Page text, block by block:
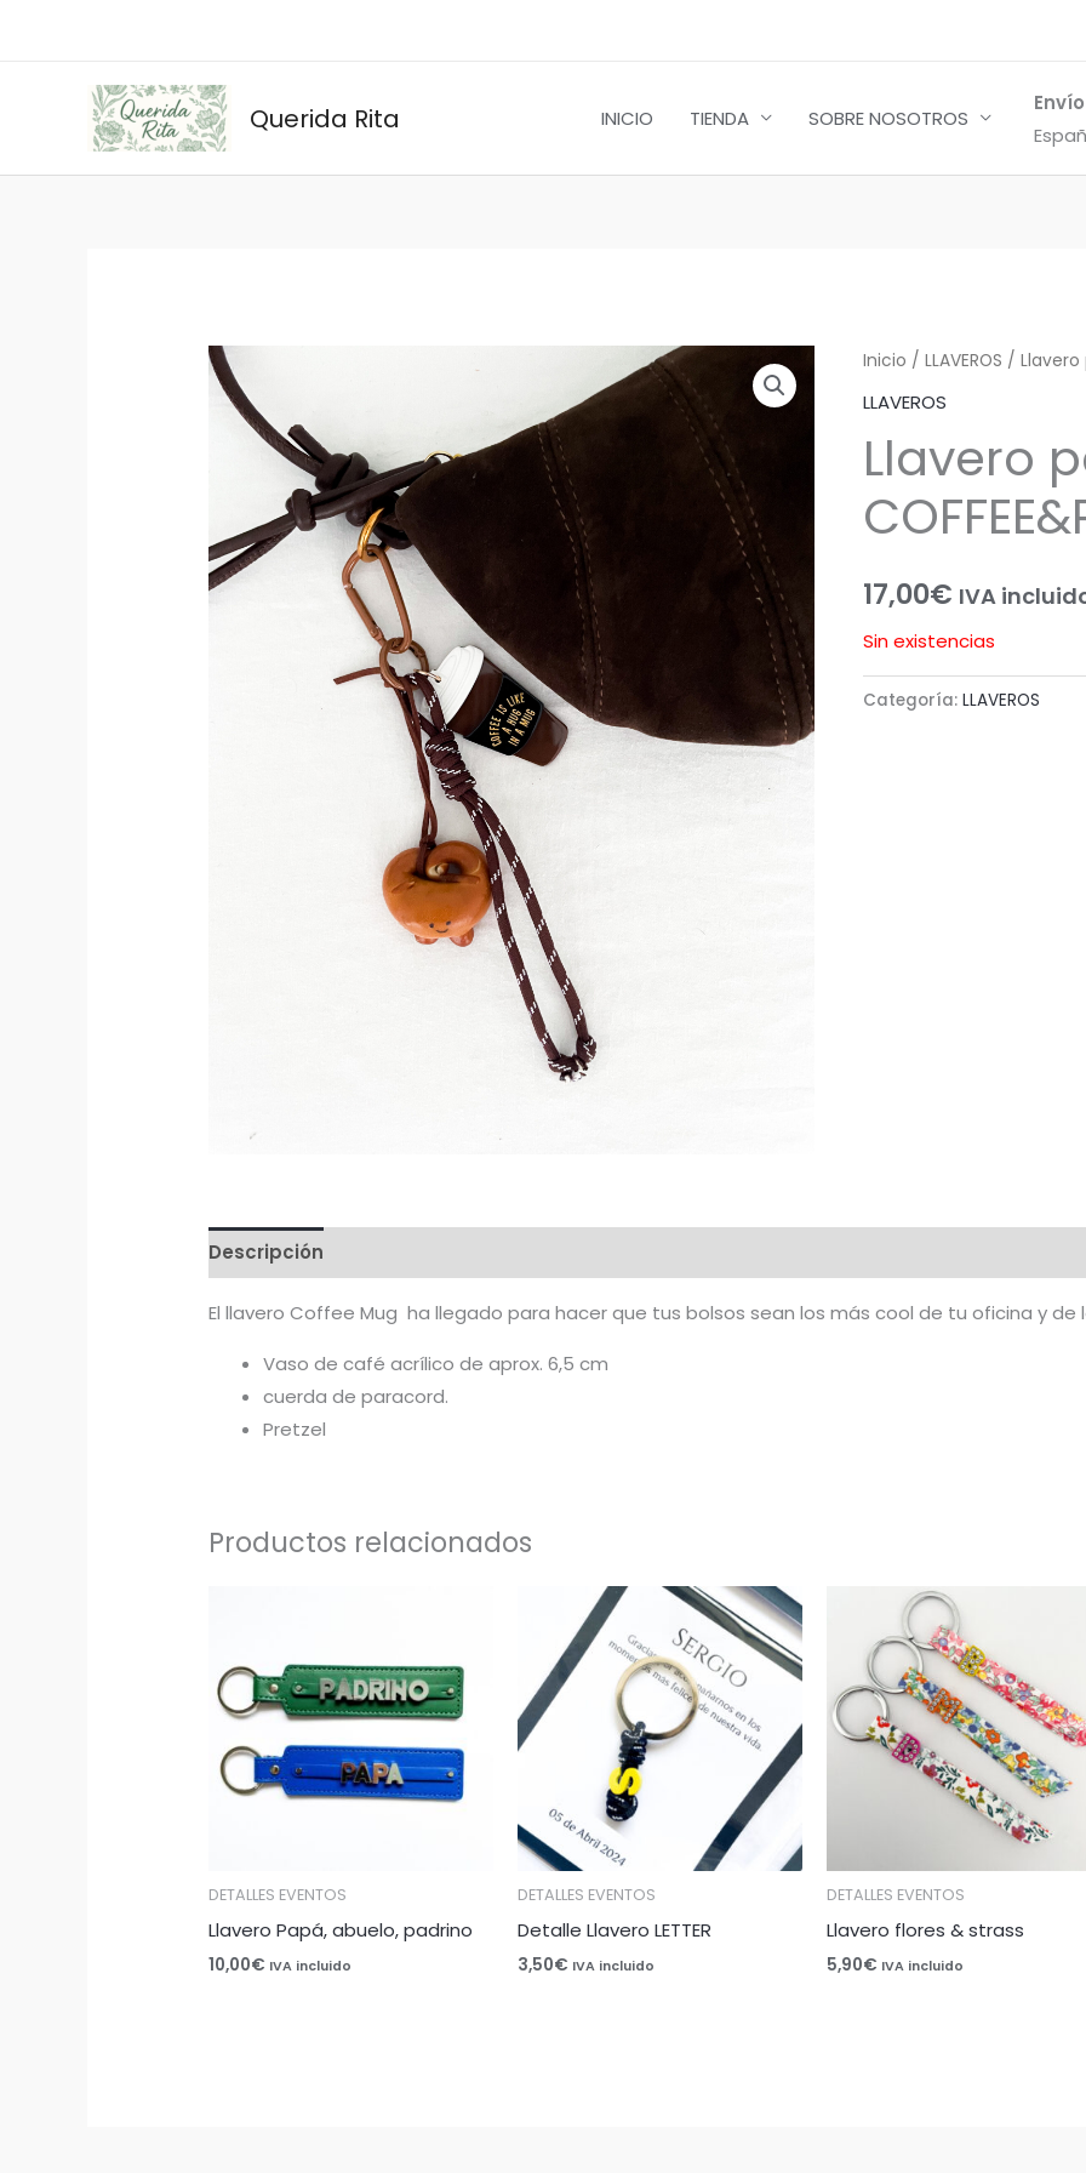
Querida Rita INICIO TIENDA SOBRE NOSOTROS
Inicio / LLAVEROS / Llavero
LLAVEROS
Llavero
17,00€ IVA
Sin existencias
Categoría: LLAVEROS
Descripción
El llavero Coffee Mug ha llegado para hacer que tus bolsos sean los más cool de tu oficina y de
Vaso de café acrílico de aprox. 6,5 cm
cuerda de paracord.
Pretzel
Productos relacionados
DETALLES EVENTOS
Llavero Papá, abuelo, padrino
10,00€ IVA incluido
DETALLES EVENTOS
Detalle Llavero LETTER
3,50€ IVA incluido
DETALLES EVENTOS
Llavero flores & strass
5,90€ IVA incluido